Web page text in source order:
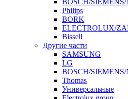
BOSCH/SIEMENS/
Philips
BORK
ELECTROLUX/
Bissell
Другие части
SAMSUNG
LG
BOSCH/SIEMENS/
Thomas
Универсальные